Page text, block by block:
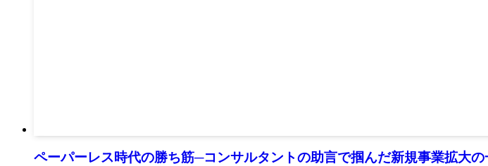
ペーパーレス時代の勝ち筋─コンサルタントの助言で掴んだ新規事業拡大の